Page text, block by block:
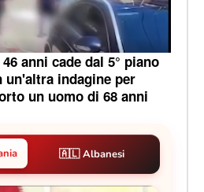
anni cade dal 5° piano
un'altra indagine per
un uomo di 68 anni
🇦🇱 Albanesi